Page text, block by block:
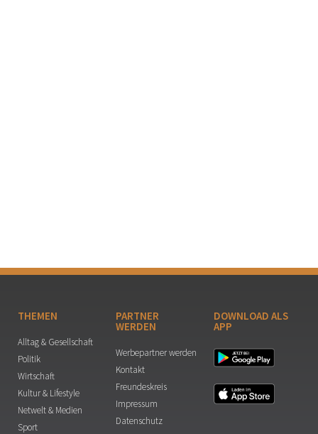
THEMEN
Alltag & Gesellschaft
Politik
Wirtschaft
Kultur & Lifestyle
Netwelt & Medien
Sport
PARTNER
WERDEN
Werbepartner werden
Kontakt
Freundeskreis
Impressum
Datenschutz
DOWNLOAD ALS
APP